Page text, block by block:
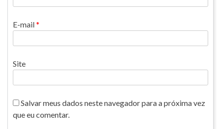
E-mail*
Site
Salvar meus dados neste navegador para a próxima vez
que eu comentar.